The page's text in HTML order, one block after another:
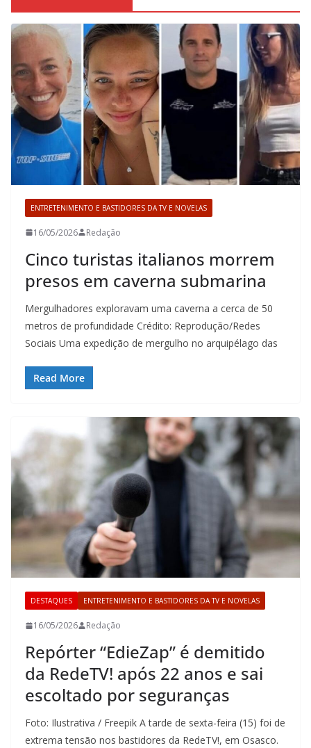
ENTRETENIMENTO E BASTIDORES DA TV E NOVELAS
16/05/2026 Redação
Cinco turistas italianos morrem
presos em caverna submarina
Mergulhadores exploravam uma caverna a cerca de 50
metros de profundidade Crédito: Reprodução/Redes
Sociais Uma expedição de mergulho no arquipélago das
Read More
DESTAQUES ENTRETENIMENTO E BASTIDORES DA TV E NOVELAS
16/05/2026 Redação
Repórter “EdieZap” é demitido
da RedeTV! após 22 anos e sai
escoltado por seguranças
Foto: Ilustrativa / Freepik A tarde de sexta-feira (15) foi de
extrema tensão nos bastidores da RedeTV!, em Osasco.